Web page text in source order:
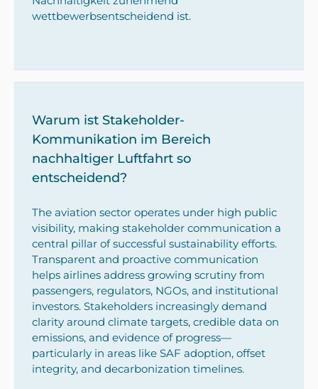
wettbewerbsentscheidend ist.
Warum ist Stakeholder-
Kommunikation im Bereich
nachhaltiger Luftfahrt so
entscheidend?
The aviation sector operates under high public
visibility, making stakeholder communication a
central pillar of successful sustainability efforts.
Transparent and proactive communication
helps airlines address growing scrutiny from
passengers, regulators, NGOs, and institutional
investors. Stakeholders increasingly demand
clarity around climate targets, credible data on
emissions, and evidence of progress—
particularly in areas like SAF adoption, offset
integrity, and decarbonization timelines.